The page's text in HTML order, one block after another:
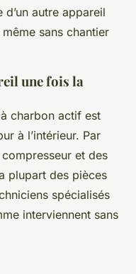
d’un autre appareil
sans chantier
une fois la
charbon actif est
à l’intérieur. Par
et des
plupart des pièces
spécialisés
interviennent sans